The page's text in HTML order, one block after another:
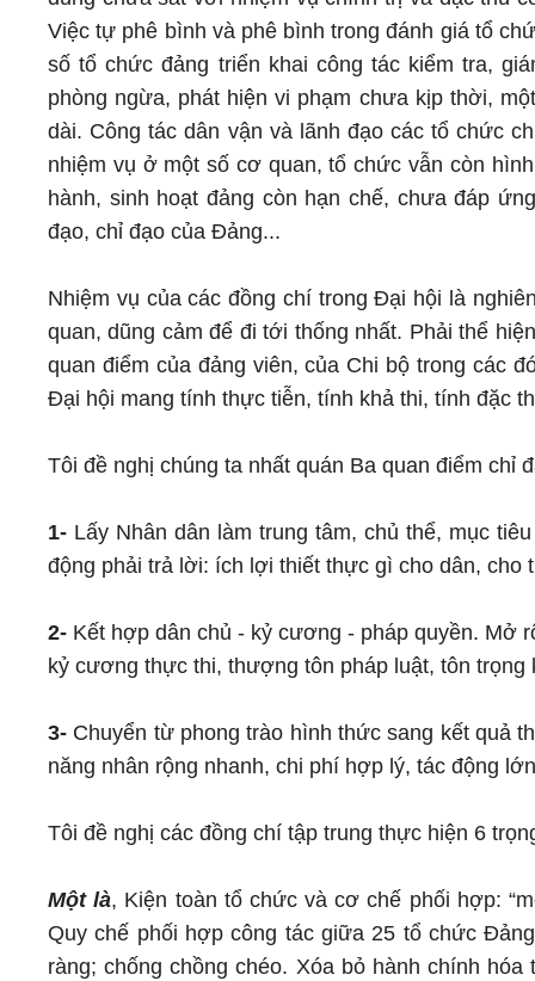
Việc tự phê bình và phê bình trong đánh giá tổ
số tổ chức đảng triển khai công tác kiểm tra,
phòng ngừa, phát hiện vi phạm chưa kịp thời,
dài. Công tác dân vận và lãnh đạo các tổ chức
nhiệm vụ ở một số cơ quan, tổ chức vẫn còn
hành, sinh hoạt đảng còn hạn chế, chưa đáp
đạo, chỉ đạo của Đảng...
Nhiệm vụ của các đồng chí trong Đại hội là
quan, dũng cảm để đi tới thống nhất. Phải thể
quan điểm của đảng viên, của Chi bộ trong các
Đại hội mang tính thực tiễn, tính khả thi, tính đặc
Tôi đề nghị chúng ta nhất quán Ba quan điểm chỉ
1- Lấy Nhân dân làm trung tâm, chủ thể, mục
động phải trả lời: ích lợi thiết thực gì cho dân, cho
2- Kết hợp dân chủ - kỷ cương - pháp quyền. Mở
kỷ cương thực thi, thượng tôn pháp luật, tôn trọng
3- Chuyển từ phong trào hình thức sang kết quả
năng nhân rộng nhanh, chi phí hợp lý, tác động
Tôi đề nghị các đồng chí tập trung thực hiện 6
Một là, Kiện toàn tổ chức và cơ chế phối hợp:
Quy chế phối hợp công tác giữa 25 tổ chức
ràng; chống chồng chéo. Xóa bỏ hành chính